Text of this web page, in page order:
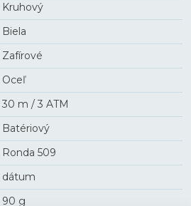
Kruhový
Biela
Zafírové
Oceľ
30 m / 3 ATM
Batériový
Ronda 509
dátum
90 g